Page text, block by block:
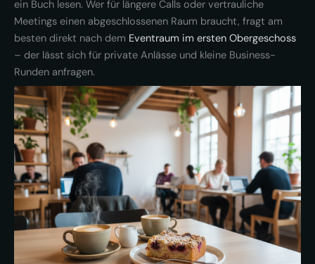
ein Buch lesen. Wer für längere Calls oder vertrauliche
Meetings einen abgeschlossenen Raum braucht, fragt am
besten direkt nach dem Eventraum im ersten Obergeschoss
– der lässt sich für private Anlässe und kleine Business-
Runden anfragen.